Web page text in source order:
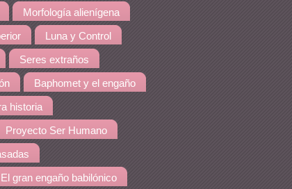
Morfología alienígena
Luna y Control
Seres extraños
Baphomet y el engaño
historia
Proyecto Ser Humano
El gran engaño babilónico